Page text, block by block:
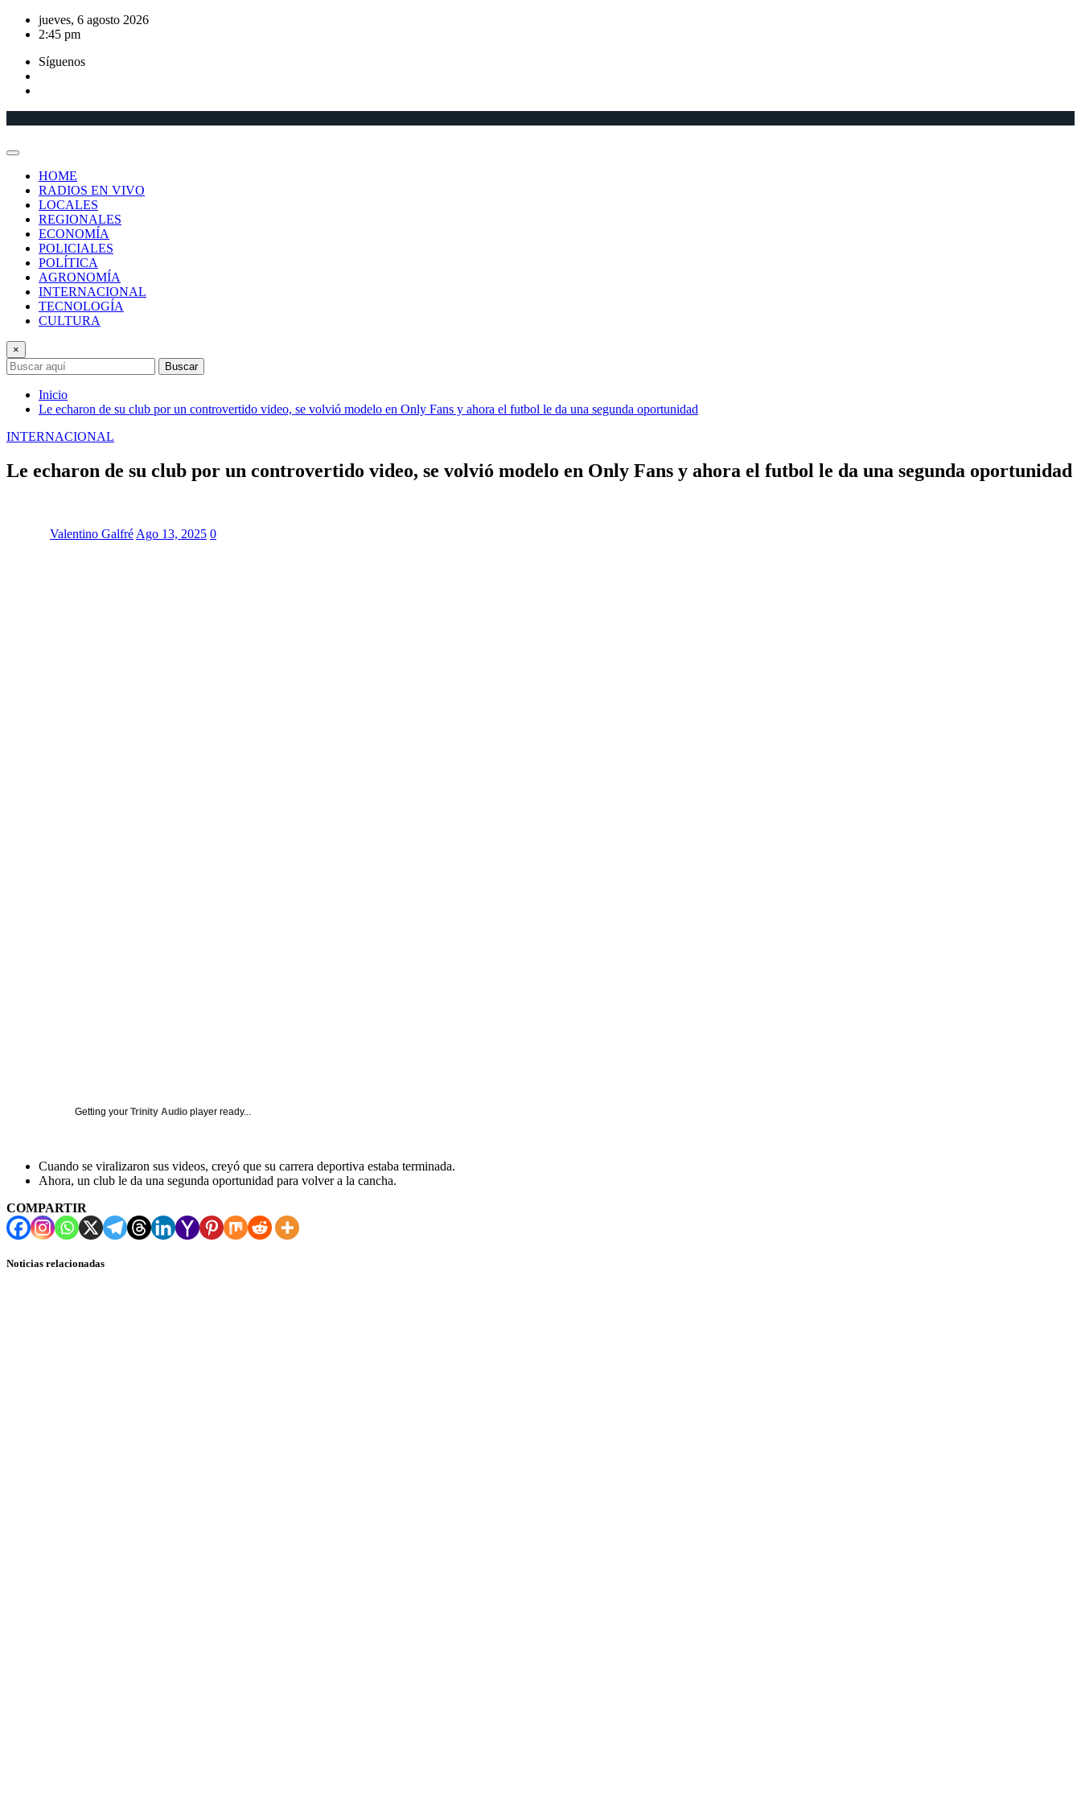
Saltar
jueves, 6 agosto 2026
2:45 pm
Síguenos
HOME
RADIOS EN VIVO
LOCALES
REGIONALES
ECONOMÍA
POLICIALES
POLÍTICA
AGRONOMÍA
INTERNACIONAL
TECNOLOGÍA
CULTURA
×
Buscar
Inicio
Le echaron de su club por un controvertido video, se volvió modelo en Only Fans y ahora el futbol le da una segunda oportunidad
INTERNACIONAL
Le echaron de su club por un controvertido video, se volvió modelo en Only Fans y ahora el futbol le da una segunda oportunidad
Valentino Galfré Ago 13, 2025 0
Getting your Trinity Audio player ready...
Cuando se viralizaron sus videos, creyó que su carrera deportiva estaba terminada.
Ahora, un club le da una segunda oportunidad para volver a la cancha.
COMPARTIR
Noticias relacionadas